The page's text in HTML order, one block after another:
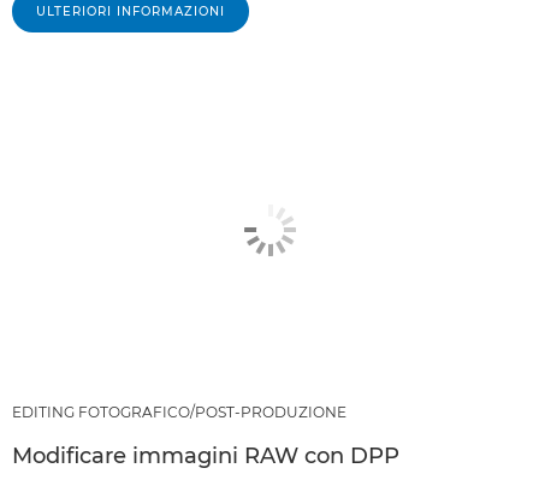
ULTERIORI INFORMAZIONI
EDITING FOTOGRAFICO/POST-PRODUZIONE
Modificare immagini RAW con DPP